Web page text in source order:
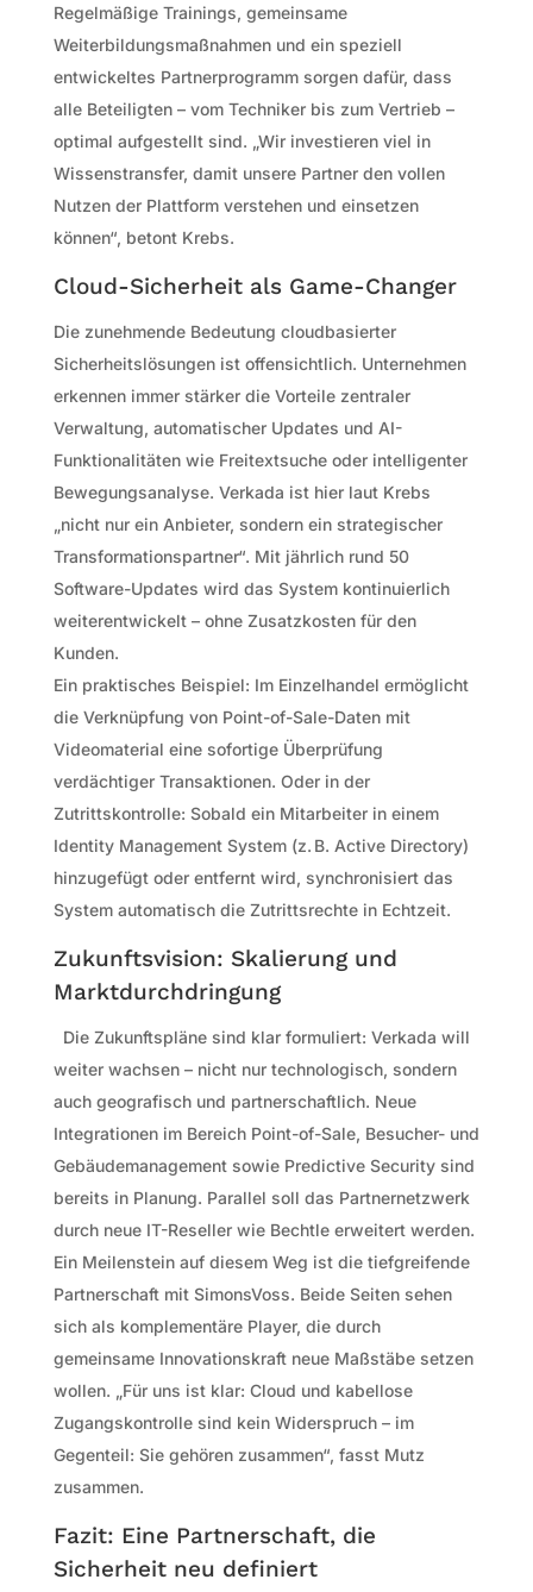
Regelmäßige Trainings, gemeinsame
Weiterbildungsmaßnahmen und ein speziell
entwickeltes Partnerprogramm sorgen dafür, dass
alle Beteiligten – vom Techniker bis zum Vertrieb –
optimal aufgestellt sind. „Wir investieren viel in
Wissenstransfer, damit unsere Partner den vollen
Nutzen der Plattform verstehen und einsetzen
können“, betont Krebs.
Cloud-Sicherheit als Game-Changer
Die zunehmende Bedeutung cloudbasierter
Sicherheitslösungen ist offensichtlich. Unternehmen
erkennen immer stärker die Vorteile zentraler
Verwaltung, automatischer Updates und AI-
Funktionalitäten wie Freitextsuche oder intelligenter
Bewegungsanalyse. Verkada ist hier laut Krebs
„nicht nur ein Anbieter, sondern ein strategischer
Transformationspartner“. Mit jährlich rund 50
Software-Updates wird das System kontinuierlich
weiterentwickelt – ohne Zusatzkosten für den
Kunden.
Ein praktisches Beispiel: Im Einzelhandel ermöglicht
die Verknüpfung von Point-of-Sale-Daten mit
Videomaterial eine sofortige Überprüfung
verdächtiger Transaktionen. Oder in der
Zutrittskontrolle: Sobald ein Mitarbeiter in einem
Identity Management System (z. B. Active Directory)
hinzugefügt oder entfernt wird, synchronisiert das
System automatisch die Zutrittsrechte in Echtzeit.
Zukunftsvision: Skalierung und
Marktdurchdringung
Die Zukunftspläne sind klar formuliert: Verkada will
weiter wachsen – nicht nur technologisch, sondern
auch geografisch und partnerschaftlich. Neue
Integrationen im Bereich Point-of-Sale, Besucher- und
Gebäudemanagement sowie Predictive Security sind
bereits in Planung. Parallel soll das Partnernetzwerk
durch neue IT-Reseller wie Bechtle erweitert werden.
Ein Meilenstein auf diesem Weg ist die tiefgreifende
Partnerschaft mit SimonsVoss. Beide Seiten sehen
sich als komplementäre Player, die durch
gemeinsame Innovationskraft neue Maßstäbe setzen
wollen. „Für uns ist klar: Cloud und kabellose
Zugangskontrolle sind kein Widerspruch – im
Gegenteil: Sie gehören zusammen“, fasst Mutz
zusammen.
Fazit: Eine Partnerschaft, die
Sicherheit neu definiert